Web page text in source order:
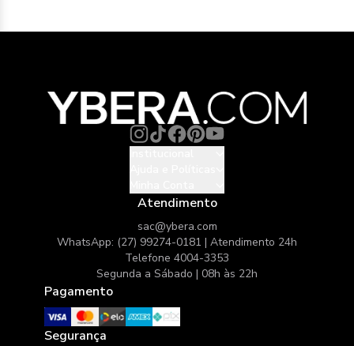
Atendimento
sac@ybera.com
WhatsApp: (27) 99274-0181 | Atendimento 24h
Telefone 4004-3353
Segunda a Sábado | 08h às 22h
Pagamento
Segurança